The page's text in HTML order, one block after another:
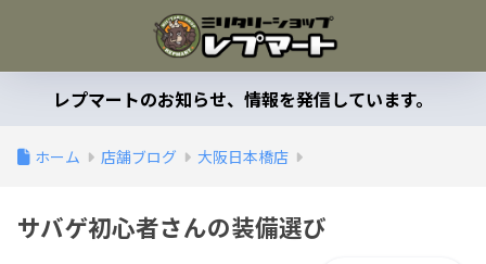
レプマートのお知らせ、情報を発信しています。
ホーム 店舗ブログ 大阪日本橋店
サバゲ初心者さんの装備選び